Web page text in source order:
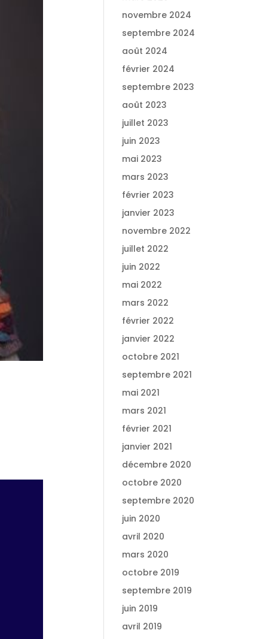
novembre 2024
septembre 2024
août 2024
février 2024
septembre 2023
août 2023
juillet 2023
juin 2023
mai 2023
mars 2023
février 2023
janvier 2023
novembre 2022
juillet 2022
juin 2022
mai 2022
mars 2022
février 2022
janvier 2022
octobre 2021
septembre 2021
mai 2021
mars 2021
février 2021
janvier 2021
décembre 2020
octobre 2020
septembre 2020
juin 2020
avril 2020
mars 2020
octobre 2019
septembre 2019
juin 2019
avril 2019